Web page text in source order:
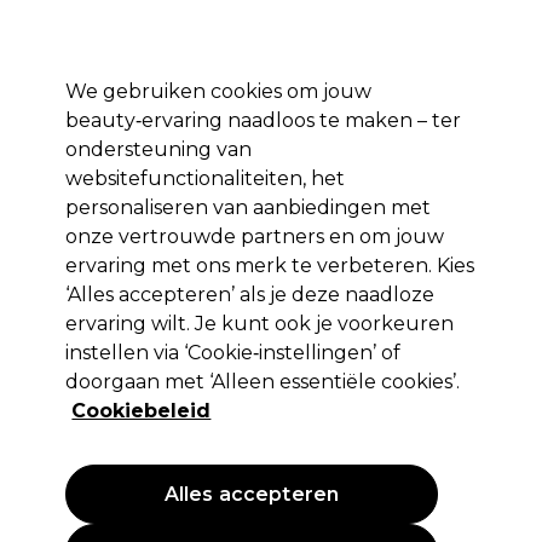
Merken Deals ⭐ Haar
Volgende dag geleverd*
Na verzending, maandag t/m vrijdag
Haar Haarverzorging Conditioner
Conditioner
Filters
Sorteren op:Populariteit
We gebruiken cookies om jouw
beauty‑ervaring naadloos te maken – ter
ondersteuning van
websitefunctionaliteiten, het
personaliseren van aanbiedingen met
onze vertrouwde partners en om jouw
ervaring met ons merk te verbeteren. Kies
‘Alles accepteren’ als je deze naadloze
ervaring wilt. Je kunt ook je voorkeuren
instellen via ‘Cookie‑instellingen’ of
doorgaan met ‘Alleen essentiële cookies’.
Cookiebeleid
Alles accepteren